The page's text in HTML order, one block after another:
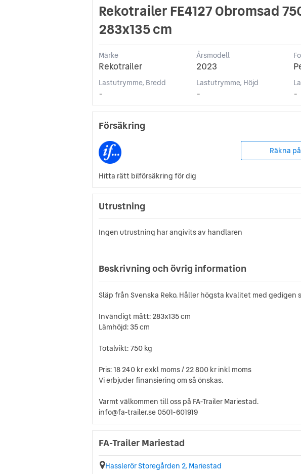
Rekotrailer FE4127 Obromsad
283x135 cm
Märke
Rekotrailer
Årsmodell
2023
Lastutrymme, Bredd
-
Lastutrymme, Höjd
- -
Försäkring
Räkna på
Hitta rätt bilförsäkring för dig
Utrustning
Ingen utrustning har angivits av handlaren
Beskrivning och övrig information
Släp från Svenska Reko. Håller högsta kvalitet med
Invändigt mått: 283x135 cm
Lämhöjd: 35 cm
Totalvikt: 750 kg
Pris: 18 240 kr exkl moms / 22 800 kr inkl moms
Vi erbjuder finansiering om så önskas.
Varmt välkommen till oss på FA-Trailer Mariestad.
info@fa-trailer.se 0501-601919
FA-Trailer Mariestad
Hasslerör Storegården 2, Mariestad